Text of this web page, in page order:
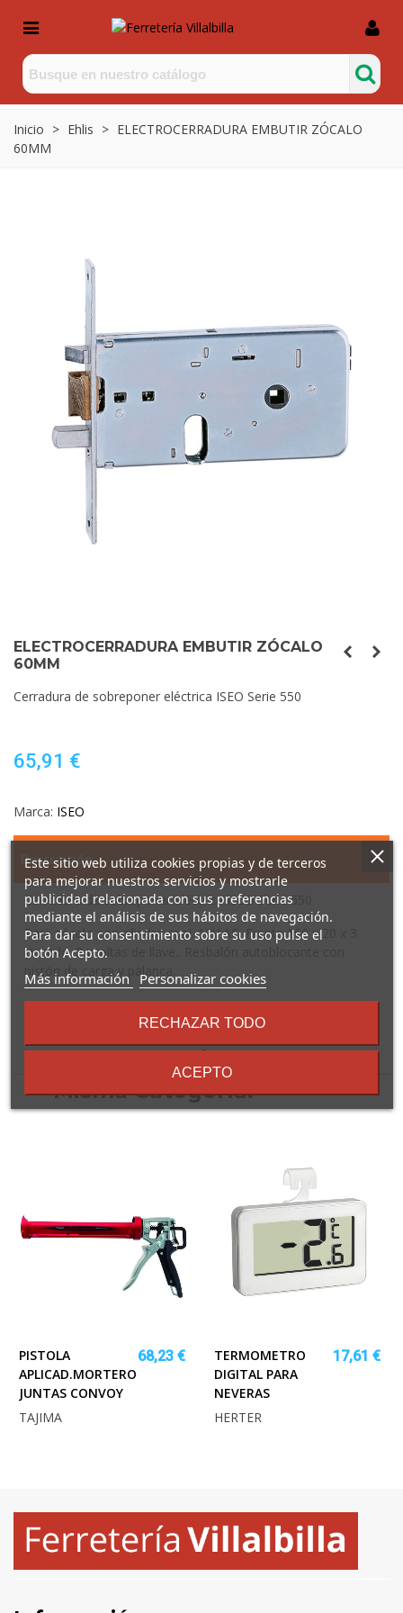
Inicio > Ehlis > ELECTROCERRADURA EMBUTIR ZÓCALO
60MM
ELECTROCERRADURA EMBUTIR ZÓCALO
60MM
Cerradura de sobreponer eléctrica ISEO Serie 550
65,91 €
Marca: ISEO
Descripción
Cerradura de sobreponer eléctrica ISEO Serie 550
Para zócalo con cilindro oval. 12V AC. Frente 160 x 20 x 3
cincado. 2 vueltas de llave.. Resbalón autoblocante con
pistón de carga y palanca.
16 Otros Productos En La
Misma Categoría:
PISTOLA
APLICAD.MORTERO
JUNTAS CONVOY
68,23 €
TAJIMA
TERMOMETRO
DIGITAL PARA
NEVERAS
17,61 €
HERTER
Este sitio web utiliza cookies propias y de terceros
para mejorar nuestros servicios y mostrarle
publicidad relacionada con sus preferencias
mediante el análisis de sus hábitos de navegación.
Para dar su consentimiento sobre su uso pulse el
botón Acepto.
Más información sobre
términos
condiciones
Personalizar cookies
RECHAZAR TODO
ACEPTO